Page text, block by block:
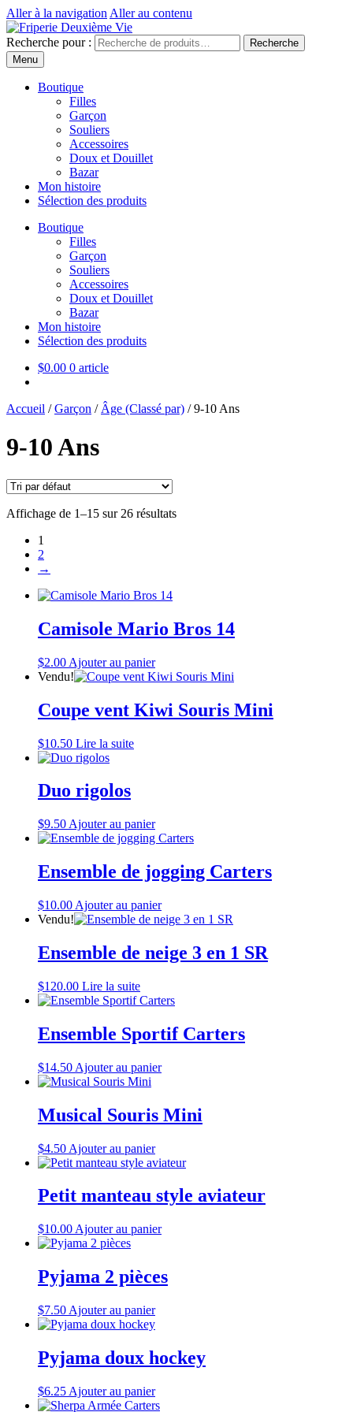
Aller à la navigation Aller au contenu
Recherche pour :
Recherche
Menu
Boutique
Filles
Garçon
Souliers
Accessoires
Doux et Douillet
Bazar
Mon histoire
Sélection des produits
Boutique
Filles
Garçon
Souliers
Accessoires
Doux et Douillet
Bazar
Mon histoire
Sélection des produits
$0.00 0 article
Accueil /Garçon / Âge (Classé par) /9-10 Ans
9-10 Ans
Affichage de 1–15 sur 26 résultats
1
2
→
Camisole Mario Bros 14
$2.00 Ajouter au panier
Vendu!
Coupe vent Kiwi Souris Mini
$10.50 Lire la suite
Duo rigolos
$9.50 Ajouter au panier
Ensemble de jogging Carters
$10.00 Ajouter au panier
Vendu!
Ensemble de neige 3 en 1 SR
$120.00 Lire la suite
Ensemble Sportif Carters
$14.50 Ajouter au panier
Musical Souris Mini
$4.50 Ajouter au panier
Petit manteau style aviateur
$10.00 Ajouter au panier
Pyjama 2 pièces
$7.50 Ajouter au panier
Pyjama doux hockey
$6.25 Ajouter au panier